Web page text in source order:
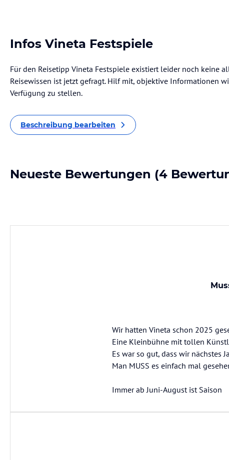
Infos Vineta Festspiele
Für den Reisetipp Vineta Festspiele existiert leider noch keine
Reisewissen ist jetzt gefragt. Hilf mit, objektive Informationen
Verfügung zu stellen.
Beschreibung bearbeiten
Neueste Bewertungen (4
Wir hatten Vineta schon 2025
Eine Kleinbühne mit tollen
Es war so gut, dass wir nächstes
Man MUSS es einfach mal
Immer ab Juni-August ist Saison